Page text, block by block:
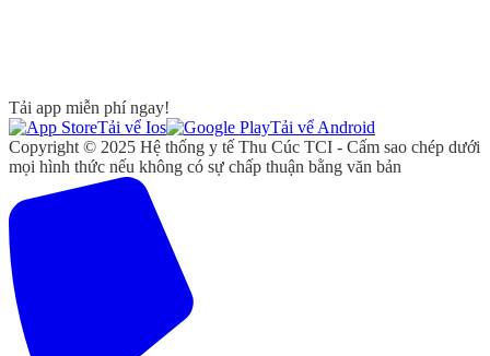
Tải app miễn phí ngay!
Tải vể Ios
Tải vể Android
Copyright © 2025 Hệ thống y tế Thu Cúc TCI - Cấm sao chép dưới
mọi hình thức nếu không có sự chấp thuận bằng văn bản